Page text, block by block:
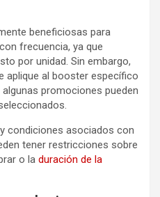
beneficiosas para
frecuencia, ya que
por unidad. Sin embargo,
aplique al booster específico
promociones pueden
condiciones asociados con
tener restricciones sobre
o la duración de la